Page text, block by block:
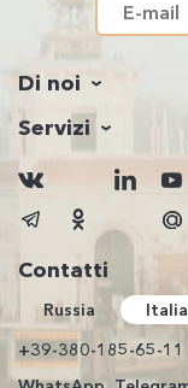
Di noi
Servizi
Contatti
Russia
Italia
+39-380-185-65-11